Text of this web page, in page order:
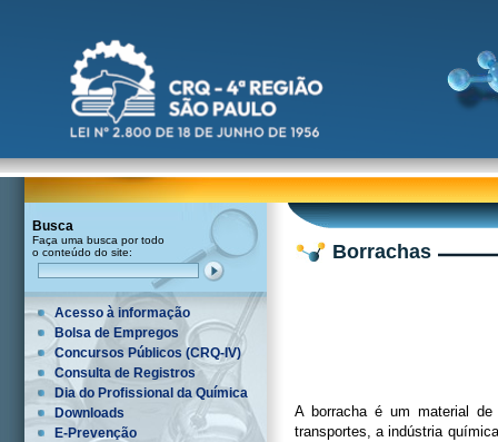
Busca
Faça uma busca por todo
o conteúdo do site:
Acesso à informação
Bolsa de Empregos
Concursos Públicos (CRQ-IV)
Consulta de Registros
Dia do Profissional da Química
Downloads
E-Prevenção
Borrachas
A borracha é um material de
transportes, a indústria